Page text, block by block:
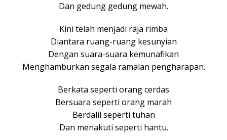
Dan gedung gedung mewah.
Kini telah menjadi raja rimba
Diantara ruang-ruang kesunyian
Dengan suara-suara kemunafikan
Menghamburkan segala ramalan pengharapan.
Berkata seperti orang cerdas
Bersuara seperti orang marah
Berdalil seperti tuhan
Dan menakuti seperti hantu.